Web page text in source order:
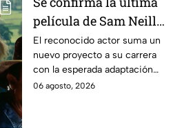
película de Sam Neill
antes de morir: esto es
lo que se sabe hasta
ahora
El reconocido actor suma un
nuevo proyecto a su carrera
con la esperada adaptación
cinematográfica del popular
06 agosto, 2026